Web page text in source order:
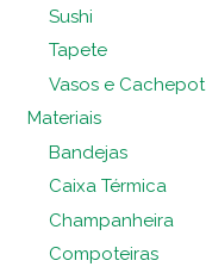
Sushi
Tapete
Vasos e Cachepot
Materiais
Bandejas
Caixa Térmica
Champanheira
Compoteiras